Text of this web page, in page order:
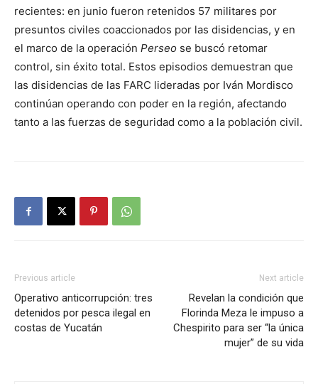
recientes: en junio fueron retenidos 57 militares por
presuntos civiles coaccionados por las disidencias, y en
el marco de la operación Perseo se buscó retomar
control, sin éxito total. Estos episodios demuestran que
las disidencias de las FARC lideradas por Iván Mordisco
continúan operando con poder en la región, afectando
tanto a las fuerzas de seguridad como a la población civil.
Previous article
Operativo anticorrupción: tres
detenidos por pesca ilegal en
costas de Yucatán
Next article
Revelan la condición que
Florinda Meza le impuso a
Chespirito para ser “la única
mujer” de su vida